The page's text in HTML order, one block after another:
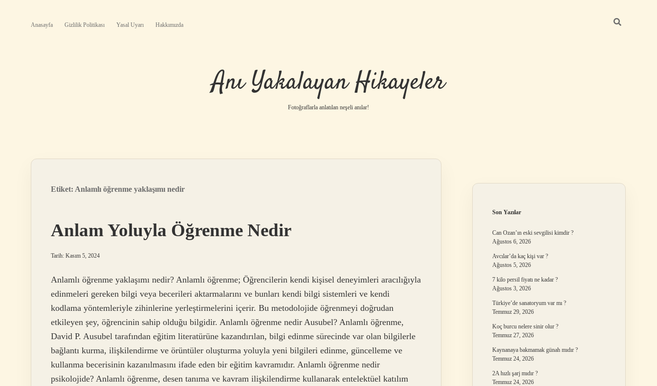
Anasayfa Gizlilik Politikası Yasal Uyarı Hakkımızda
Anı Yakalayan Hikayeler
Fotoğraflarla anlatılan neşeli anılar!
Etiket: Anlamlı öğrenme yaklaşımı nedir
Anlam Yoluyla Öğrenme Nedir
Tarih: Kasım 5, 2024
Anlamlı öğrenme yaklaşımı nedir? Anlamlı öğrenme; Öğrencilerin kendi kişisel deneyimleri aracılığıyla
edinmeleri gereken bilgi veya becerileri aktarmalarını ve bunları kendi bilgi sistemleri ve kendi
kodlama yöntemleriyle zihinlerine yerleştirmelerini içerir. Bu metodolojide öğrenmeyi doğrudan
etkileyen şey, öğrencinin sahip olduğu bilgidir. Anlamlı öğrenme nedir Ausubel? Anlamlı öğrenme,
David P. Ausubel tarafından eğitim literatürüne kazandırılan, bilgi edinme sürecinde var olan bilgilerle
bağlantı kurma, ilişkilendirme ve örüntüler oluşturma yoluyla yeni bilgileri edinme, güncelleme ve
kullanma becerisinin kazanılmasını ifade eden bir eğitim kavramıdır. Anlamlı öğrenme nedir
psikolojide? Anlamlı öğrenme, desen tanıma ve kavram ilişkilendirme kullanarak entelektüel katılım
Son Yazılar
Can Ozan’ın eski sevgilisi kimdir ?
Ağustos 6, 2026
Avcılar’da kaç kişi var ?
Ağustos 5, 2026
7 kilo persil fiyatı ne kadar ?
Ağustos 3, 2026
Türkiye’de sanatoryum var mı ?
Temmuz 29, 2026
Koç burcu nelere sinir olur ?
Temmuz 27, 2026
Kaynanaya bakmamak günah mıdır ?
Temmuz 24, 2026
2A hızlı şarj mıdır ?
Temmuz 24, 2026